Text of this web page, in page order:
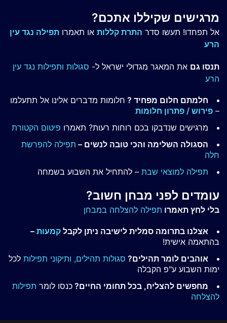
מרגישים שקיללו אתכם?
אל תפחדו! תעשו סדר התרת קללות או תאמרו תפילה נגד עין
הרע
תנסו גם את המאגר מגדולי ישראל ל- סגולות ותפילות נגד עין
הרע
חלמתם חלום מפחיד ? חלומות מדברים אלינו אל תתעלמו
– פירוש / פתרון חלומות
מרגישים שנדבקו בכם רוחות רעות? תאמרו פיטום הקטורת
הסגולה השלימה והכי טובה לנשים – תפילה להפרשת
חלה
תפילה למוצאי שבת – להתחיל את השבוע בשמחה
עומדים לפני מבחן חשוב?
בלי לחץ תאמרו תפילה להצלחה במבחן
אצלנו בתרומה סמלית לישיבה ניתן לקבל קמעות –
בהתאמה אישית!
אוהבים לומר תהילים? סגולות תהילים, ותיקוני תפילות לכל
ימות השבוע ע"פ הקבלה
מחפשים להצליח, בכל תחומי החיים? כנסו לומר תפילות
להצלחה